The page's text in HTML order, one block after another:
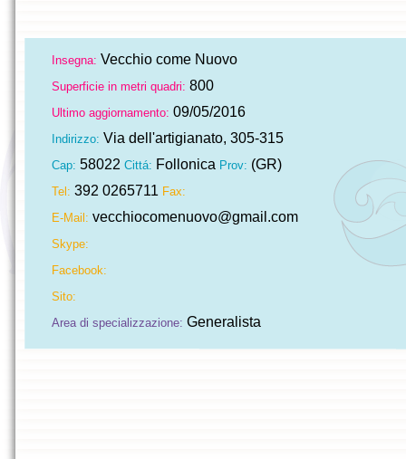
Insegna: Vecchio come Nuovo
Superficie in metri quadri: 800
Ultimo aggiornamento: 09/05/2016
Indirizzo: Via dell'artigianato, 305-315
Cap: 58022 Cittá: Follonica Prov: (GR)
Tel: 392 0265711 Fax:
E-Mail: vecchiocomenuovo@gmail.com
Skype:
Facebook:
Sito:
Area di specializzazione: Generalista